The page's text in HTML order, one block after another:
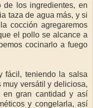
de los ingredientes, en
taza de agua más, y si
cocción agregaremos
el pollo se alcance a
cocinarlo a fuego
fácil, teniendo la salsa
muy versátil y deliciosa,
en gran cantidad y así
y congelarla, así